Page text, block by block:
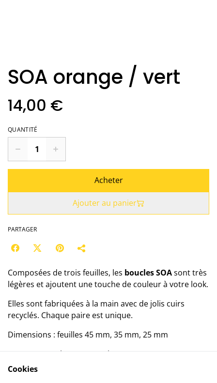
SOA orange / vert
14,00 €
QUANTITÉ
Acheter
Ajouter au panier
PARTAGER
Composées de trois feuilles, les boucles SOAsont très
légères et ajoutent une touche de couleur à votre look.
Elles sont fabriquées à la main avec de jolis cuirs
recyclés. Chaque paire est unique.
Dimensions : feuilles 45 mm, 35 mm, 25 mm
Longueur totale (avec attaches) : 65 mm
Composition : crochets en acier inoxydable, feuilles en
Cookies